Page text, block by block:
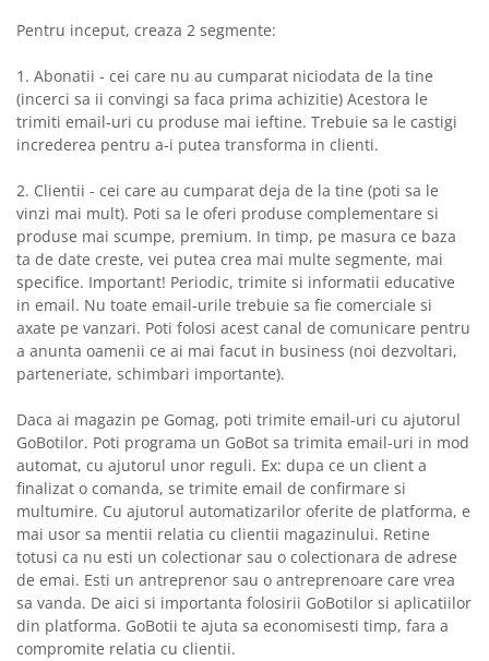
Pentru inceput, creaza 2 segmente:
1. Abonatii - cei care nu au cumparat niciodata de la tine
(incerci sa ii convingi sa faca prima achizitie) Acestora le
trimiti email-uri cu produse mai ieftine. Trebuie sa le castigi
increderea pentru a-i putea transforma in clienti.
2. Clientii - cei care au cumparat deja de la tine (poti sa le
vinzi mai mult). Poti sa le oferi produse complementare si
produse mai scumpe, premium. In timp, pe masura ce baza
ta de date creste, vei putea crea mai multe segmente, mai
specifice. Important! Periodic, trimite si informatii educative
in email. Nu toate email-urile trebuie sa fie comerciale si
axate pe vanzari. Poti folosi acest canal de comunicare pentru
a anunta oamenii ce ai mai facut in business (noi dezvoltari,
parteneriate, schimbari importante).
Daca ai magazin pe Gomag, poti trimite email-uri cu ajutorul
GoBotilor. Poti programa un GoBot sa trimita email-uri in mod
automat, cu ajutorul unor reguli. Ex: dupa ce un client a
finalizat o comanda, se trimite email de confirmare si
multumire. Cu ajutorul automatizarilor oferite de platforma, e
mai usor sa mentii relatia cu clientii magazinului. Retine
totusi ca nu esti un colectionar sau o colectionara de adrese
de emai. Esti un antreprenor sau o antreprenoare care vrea
sa vanda. De aici si importanta folosirii GoBotilor si aplicatiilor
din platforma. GoBotii te ajuta sa economisesti timp, fara a
compromite relatia cu clientii.